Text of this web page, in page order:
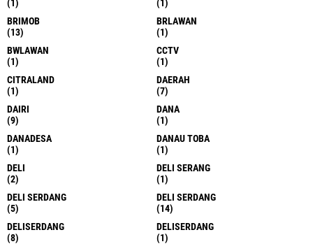
(1)
(1)
BRIMOB
(13)
BRLAWAN
(1)
BWLAWAN
(1)
CCTV
(1)
CITRALAND
(1)
DAERAH
(7)
DAIRI
(9)
DANA
(1)
DANADESA
(1)
DANAU TOBA
(1)
DELI
(2)
DELI SERANG
(1)
DELI SERDANG
(5)
DELI SERDANG
(14)
DELISERDANG
(8)
DELISERDANG
(1)